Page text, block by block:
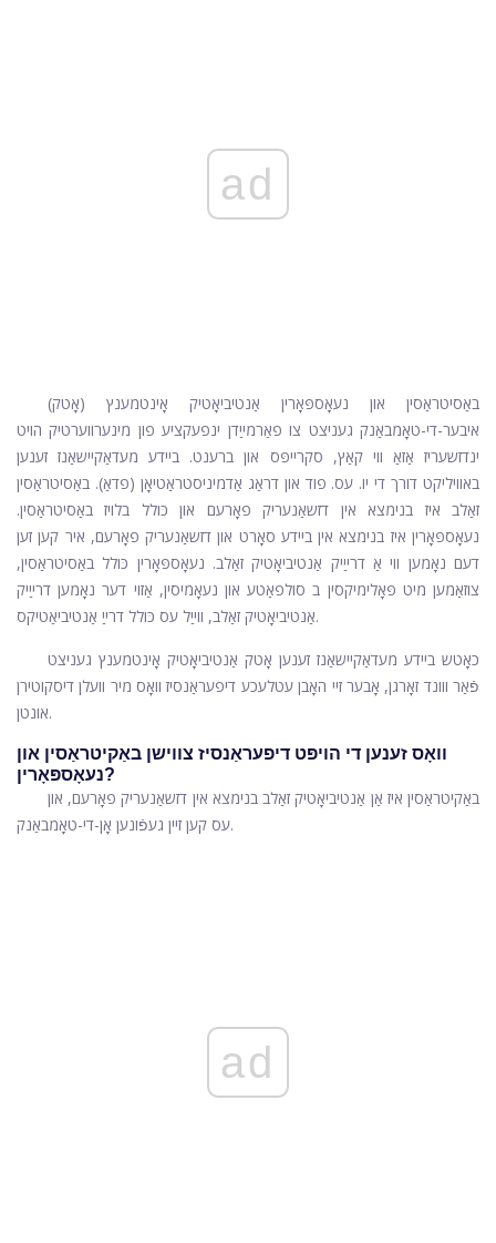
ad
באַסיטראַסין און נעאָספּאָרין אַנטיביאָטיק אָינטמענץ (אָטק)
איבער-די-טאָמבאַנק געניצט צו פאַרמייַדן ינפעקציע פון ​​מינערווערטיק הויט
ינדזשעריז אַזאַ ווי קאַץ, סקרייפּס און ברענט. ביידע מעדאַקיישאַנז זענען
באוויליקט דורך די יו. עס. פוד און דראַג אַדמיניסטראַטיאָן (פדאַ). באַסיטראַסין
זאַלב איז בנימצא אין דזשאַנעריק פאָרעם און כּולל בלויז באַסיטראַסין.
נעאָספּאָרין איז בנימצא אין ביידע סאָרט און דזשאַנעריק פאָרעם, איר קען זען
דעם נאָמען ווי אַ דרייַיק אַנטיביאָטיק זאַלב. נעאָספּאָרין כּולל באַסיטראַסין,
צוזאַמען מיט פּאָלימיקסין ב סולפאַטע און נעאָמיסין, אַזוי דער נאָמען דרייַיק
אַנטיביאָטיק זאַלב, ווייַל עס כּולל דרייַ אַנטיביאַטיקס.
כאָטש ביידע מעדאַקיישאַנז זענען אָטק אַנטיביאָטיק אָינטמענץ געניצט
פֿאַר ווונד זאָרגן, אָבער זיי האָבן עטלעכע דיפעראַנסיז וואָס מיר וועלן דיסקוטירן
אונטן.
וואָס זענען די הויפּט דיפעראַנסיז צווישן באַקיטראַסין און
נעאָספּאָרין?
באַקיטראַסין איז אַן אַנטיביאָטיק זאַלב בנימצא אין דזשאַנעריק פאָרעם, און
עס קען זיין געפֿונען אָן-די-טאָמבאַנק.
ad